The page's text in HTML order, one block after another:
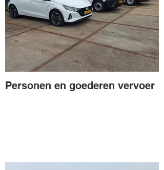
Personen en goederen vervoer